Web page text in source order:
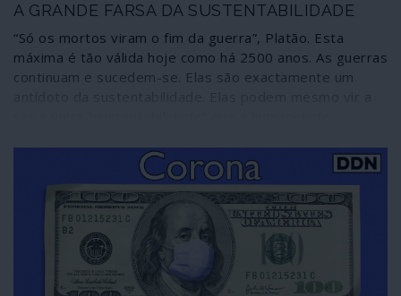
A GRANDE FARSA DA SUSTENTABILIDADE
“Só os mortos viram o fim da guerra”, Platão. Esta
máxima é tão válida hoje como há 2500 anos. As guerras
continuam e sucedem-se. Elas são exactamente um
exploração desavergonhada da Mãe Terra e dos seres
que a habitam, incluindo os humanos.